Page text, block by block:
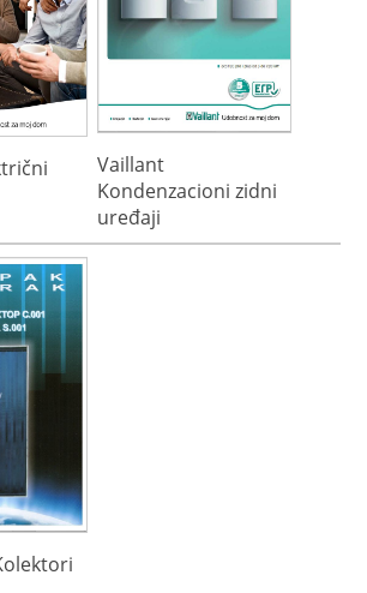
Vaillant
Kondenzacioni zidni
uređaji